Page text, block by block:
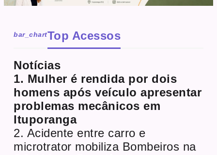
bar_chartTop Acessos
Notícias
1. Mulher é rendida por dois
homens após veículo apresentar
problemas mecânicos em
Ituporanga
2. Acidente entre carro e
microtrator mobiliza Bombeiros na